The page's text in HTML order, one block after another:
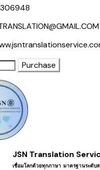
Purchase
JSN Translation
เชื่อมโลกด้วยทุกภาษา ​มาตรฐานระดับ